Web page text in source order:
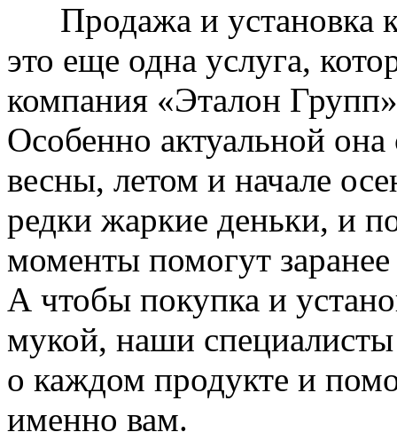
Продажа и установка
это еще одна услуга,
компания «Эталон
Особенно актуальной она
весны, летом и начале
редки жаркие деньки, и
моменты помогут
А чтобы покупка и
мукой, наши специалисты
о каждом продукте и
именно вам.